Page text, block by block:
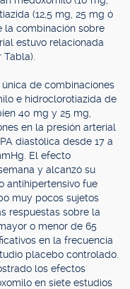
(12,5 mg, 25 mg ó
la combinación sobre
estuvo relacionada
de combinaciones
e hidroclorotiazida de
40 mg y 25 mg,
en la presión arterial
diastólica desde 17 a
El efecto
y alcanzó su
antihipertensivo fue
muy pocos sujetos
respuestas sobre la
o menor de 65
en la frecuencia
placebo controlado.
los efectos
en siete estudios